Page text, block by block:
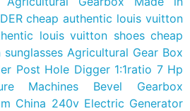
cheap authentic louis vuitton
louis vuitton shoes cheap
Agricultural Gear Box
Post Hole Digger 1:1ratio 7 Hp
Machines Bevel Gearbox
China 240v Electric Generator